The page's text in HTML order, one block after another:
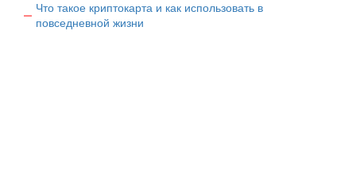
Что такое криптокарта и как использовать в
повседневной жизни